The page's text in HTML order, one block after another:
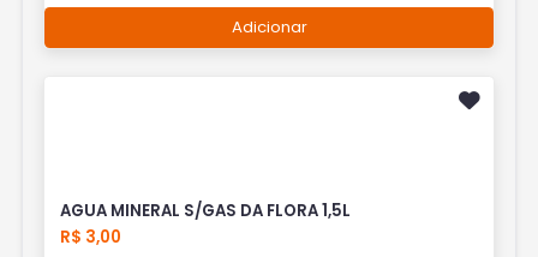
Adicionar
AGUA MINERAL S/GAS DA FLORA 1,5L
R$ 3,00